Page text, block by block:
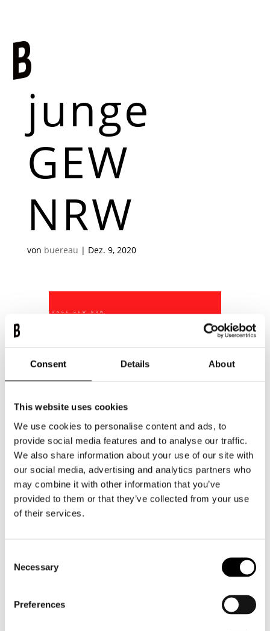
Consent Details About
This website uses cookies
We use cookies to personalise content and ads, to
provide social media features and to analyse our traffic.
We also share information about your use of our site with
our social media, advertising and analytics partners who
may combine it with other information that you’ve
provided to them or that they’ve collected from your use
of their services.
Selection
Necessary
Preferences
junge
GEW
NRW
von buereau | Dez. 9, 2020
JUNGE GEW NRW
Interessen im Studium und im Nebenjob, beim
Start in den Beruf und in den ersten Jahren als
Lehrer*in, Erzieher*in oder Sozialpädagog*in
ein. Nicht nur alle Berufe und ihre Belange
werden von der jungen GEW NRW vertreten:
Gemeinsam machen sie sich
gesellschaftspolitisch stark gegen Rechts und
gegen Sexismus, sie stehen für Vielfalt und für
Solidarität. Und wir freuen uns, sie seit Jahren
MAGAZINE